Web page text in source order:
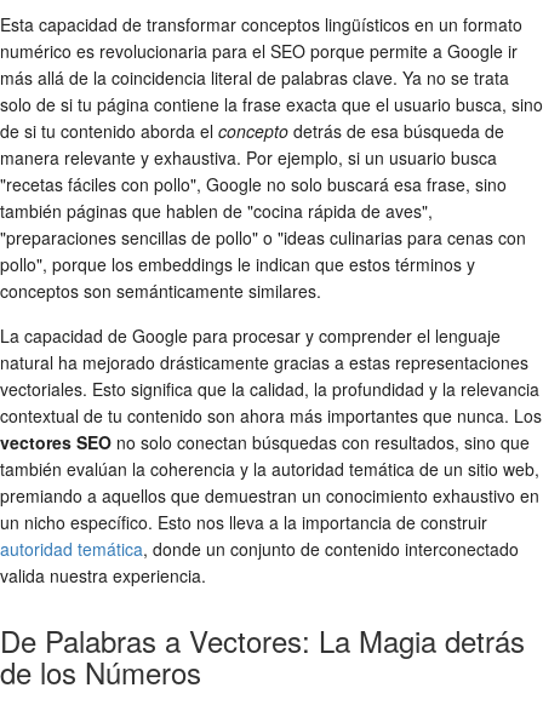
Esta capacidad de transformar conceptos lingüísticos en un formato
numérico es revolucionaria para el SEO porque permite a Google ir
más allá de la coincidencia literal de palabras clave. Ya no se trata
solo de si tu página contiene la frase exacta que el usuario busca, sino
de si tu contenido aborda el concepto detrás de esa búsqueda de
manera relevante y exhaustiva. Por ejemplo, si un usuario busca
"recetas fáciles con pollo", Google no solo buscará esa frase, sino
también páginas que hablen de "cocina rápida de aves",
"preparaciones sencillas de pollo" o "ideas culinarias para cenas con
pollo", porque los embeddings le indican que estos términos y
conceptos son semánticamente similares.
La capacidad de Google para procesar y comprender el lenguaje
natural ha mejorado drásticamente gracias a estas representaciones
vectoriales. Esto significa que la calidad, la profundidad y la relevancia
contextual de tu contenido son ahora más importantes que nunca. Los
vectores SEO no solo conectan búsquedas con resultados, sino que
también evalúan la coherencia y la autoridad temática de un sitio web,
premiando a aquellos que demuestran un conocimiento exhaustivo en
un nicho específico. Esto nos lleva a la importancia de construir
autoridad temática, donde un conjunto de contenido interconectado
valida nuestra experiencia.
De Palabras a Vectores: La Magia detrás
de los Números